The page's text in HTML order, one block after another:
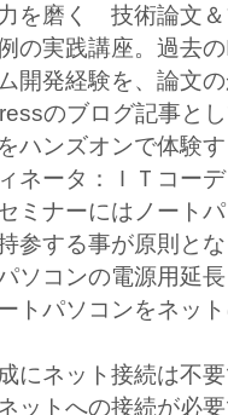
力を磨く 技術論文
の実践講座。過去
開発経験を、論文
のブログ記事と
ハンズオンで体験
ネータ：ＩＴコー
ミナーにはノート
参する事が原則と
ソコンの電源用延
トパソコンをネッ
にネット接続は不
ットへの接続が必